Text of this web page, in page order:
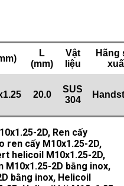
L
(mm)
Vật
liệu
Hãng
20.0
SUS
304
2D, Ren cấy
ren cấy M10x1.25-2D,
helicoil M10x1.25-2D,
M10x1.25-2D bằng inox,
bằng inox, Helicoil